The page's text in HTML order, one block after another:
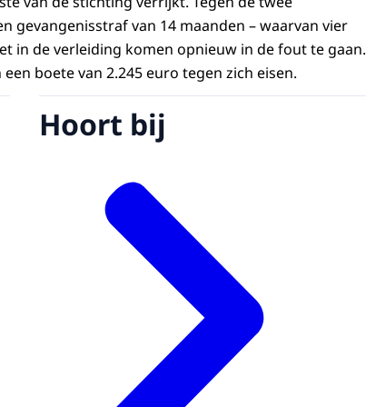
gevangenisstraf van 14 maanden – waarvan vier
in de verleiding komen opnieuw in de fout te gaan.
boete van 2.245 euro tegen zich eisen.
Hoort bij